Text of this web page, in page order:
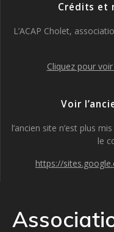
Crédits et
L’ACAP Cholet,
Cliquez pour
Voir
l’ancien site n’est plus
le
https://